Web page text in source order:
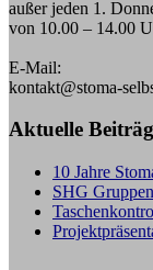
außer jeden 1.
von 10.00 – 14.00
E-Mail:
kontakt@stoma-
Aktuelle
10 Jahre
SHG